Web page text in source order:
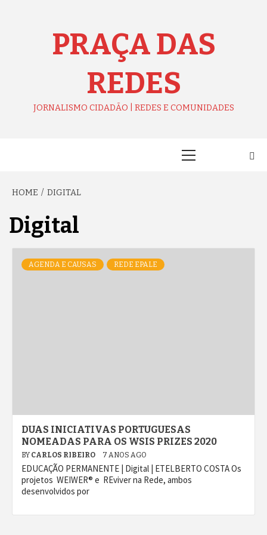
PRAÇA DAS
REDES
JORNALISMO CIDADÃO | REDES E COMUNIDADES
HOME DIGITAL
Digital
AGENDA E CAUSAS REDE EPALE
DUAS INICIATIVAS PORTUGUESAS
NOMEADAS PARA OS WSIS PRIZES 2020
BY CARLOS RIBEIRO 7 ANOS AGO
EDUCAÇÃO PERMANENTE | Digital | ETELBERTO COSTA Os
projetos WEIWER® e REviver na Rede, ambos
desenvolvidos por